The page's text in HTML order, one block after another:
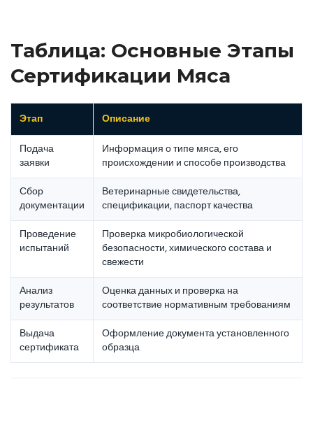
Таблица: Основные Этапы
Сертификации Мяса
Этап
Описание
Подача
заявки
Информация о типе мяса, его
происхождении и способе производства
Сбор
документации
Ветеринарные свидетельства,
спецификации, паспорт качества
Проведение
испытаний
Проверка микробиологической
безопасности, химического состава и
свежести
Анализ
результатов
Оценка данных и проверка на
соответствие нормативным требованиям
Выдача
сертификата
Оформление документа установленного
образца